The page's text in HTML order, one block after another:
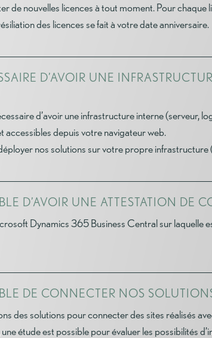
de nouvelles licences à tout moment. Pour
des licences se fait à votre date anniversaire.
D’AVOIR UNE
d’avoir une infrastructure interne (serveur,
accessibles depuis votre navigateur web.
nos solutions sur votre propre
D’AVOIR UNE ATTESTATION DE
Dynamics 365 Business Central sur laquelle
DE CONNECTER NOS
des solutions pour connecter des sites réalisés
étude est possible pour évaluer les possibilités